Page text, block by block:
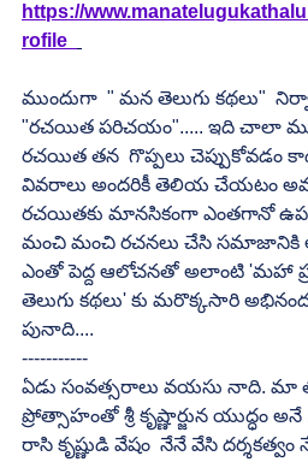
https://
rofile
ముందుగా  " మన తెలుగు కథలు"
"రచయిత పరిచయం"..... ఇది చాలా
రచయిత తన  గొప్పలు చెప్పుకోవడం
వివరాలు అందరికీ తెలియ చేయటం
రచయితకు మానసికంగా ఎంతగానో
మంచి మంచి రచనలు చేసి సమాజానికి
ఎంతో పెద్ద ఆలోచనతో అలాంటి 'మహా
తెలుగు కథలు' కు మరొక్కసారి
పునాది....
-----------
ఏడు సంవత్సరాలు వయసు నాది. మా
ప్రోత్సాహంతో శ్రీ కృష్ణార్జున
రాసి కృష్ణుడి వేషం  నేనే వేసి